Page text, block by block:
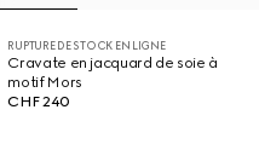
RUPTURE DE STOCK EN LIGNE
Cravate en jacquard de soie à
motif Mors
CHF 240